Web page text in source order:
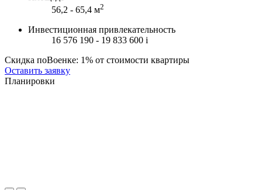
56,2 - 65,4 м2
Инвестиционная привлекательность
16 576 190 - 19 833 600 i
Скидка поВоенке: 1% от стоимости квартиры
Оставить заявку
Планировки